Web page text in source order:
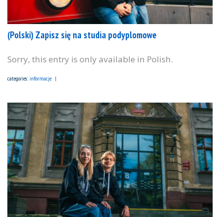
(Polski) Zapisz się na studia podyplomowe
Sorry, this entry is only available in Polish.
categories: informacje